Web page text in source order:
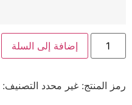
إضافة إلى السلة
رمز المنتج: غير محدد التصنيف: